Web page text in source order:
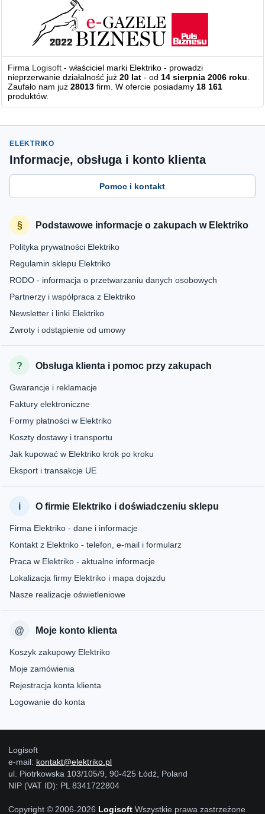
Firma Logisoft - właściciel marki Elektriko - prowadzi
nieprzerwanie działalność już20 lat - od14 sierpnia 2006 roku.
Zaufało nam już28013 firm. W ofercie posiadamy18 161
produktów.
ELEKTRIKO
Informacje, obsługa i konto klienta
Pomoc i kontakt
Podstawowe informacje o zakupach w Elektriko
Polityka prywatności Elektriko
Regulamin sklepu Elektriko
RODO - informacja o przetwarzaniu danych osobowych
Partnerzy i współpraca z Elektriko
Newsletter i linki Elektriko
Zwroty i odstąpienie od umowy
Obsługa klienta i pomoc przy zakupach
Gwarancje i reklamacje
Faktury elektroniczne
Formy płatności w Elektriko
Koszty dostawy i transportu
Jak kupować w Elektriko krok po kroku
Eksport i transakcje UE
O firmie Elektriko i doświadczeniu sklepu
Firma Elektriko - dane i informacje
Kontakt z Elektriko - telefon, e-mail i formularz
Praca w Elektriko - aktualne informacje
Lokalizacja firmy Elektriko i mapa dojazdu
Nasze realizacje oświetleniowe
Moje konto klienta
Koszyk zakupowy Elektriko
Moje zamówienia
Rejestracja konta klienta
Logowanie do konta
Logisoft
e-mail: kontakt@elektriko.pl
ul. Piotrkowska 103/105/9, 90-425 Łódź, Poland
NIP (VAT ID): PL 8341722804
Copyright © 2006-2026 Logisoft Wszystkie prawa zastrzeżone